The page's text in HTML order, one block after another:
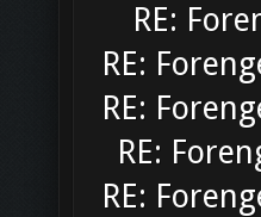
RE:
RE:
RE:
RE:
RE: